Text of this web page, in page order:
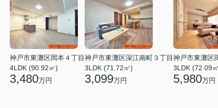
神戸市東灘区岡本４丁目
4LDK (90.92㎡)
3,480万円
神戸市東灘区深江南町３丁目
3LDK (71.72㎡)
3,099万円
神戸市東灘区
3LDK (72.09
5,980万円